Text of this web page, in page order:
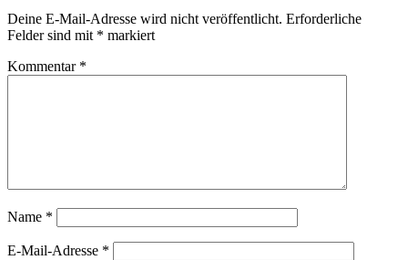
Deine E-Mail-Adresse wird nicht veröffentlicht. Erforderliche
Felder sind mit * markiert
Kommentar *
Name *
E-Mail-Adresse *